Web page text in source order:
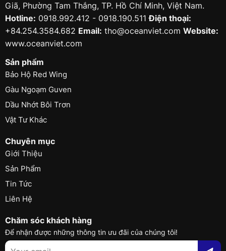
Giã, Phường Tam Thắng, TP. Hồ Chí Minh, Việt Nam.
Hotline: 0918.992.412 - 0918.190.511Điện thoại:
+84.254.3584.682 Email: tho@oceanviet.com Website:
www.oceanviet.com
Sản phẩm
Bảo Hộ Red Wing
Gàu Ngoạm Guven
Dầu Nhớt Bôi Trơn
Vật Tư Khác
Chuyên mục
Giới Thiệu
Sản Phẩm
Tin Tức
Liên Hệ
Chăm sóc khách hàng
Để nhận được những thông tin ưu đãi của chúng tôi!